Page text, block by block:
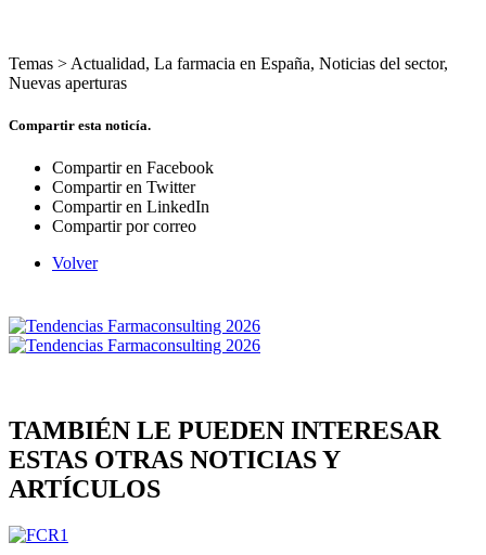
Temas > Actualidad, La farmacia en España, Noticias del sector,
Nuevas aperturas
Compartir esta noticía.
Compartir en Facebook
Compartir en Twitter
Compartir en LinkedIn
Compartir por correo
Volver
TAMBIÉN LE PUEDEN INTERESAR
ESTAS OTRAS NOTICIAS Y
ARTÍCULOS